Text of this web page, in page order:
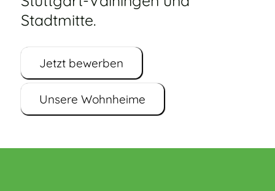
Stadtmitte.
Jetzt bewerben
Unsere Wohnheime